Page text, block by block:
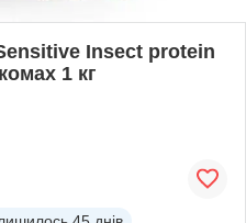
Insect protein
1 кг